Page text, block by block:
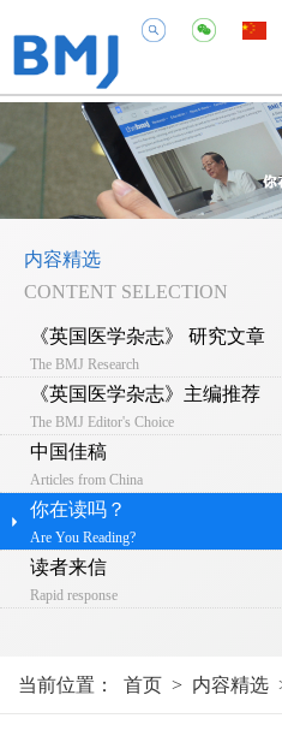
内容精选
CONTENT SELECTION
《英国医学杂志》 研究文章
The BMJ Research
《英国医学杂志》主编推荐
The BMJ Editor's Choice
中国佳稿
Articles from China
你在读吗？
Are You Reading?
读者来信
Rapid response
当前位置： 首页 > 内容精选